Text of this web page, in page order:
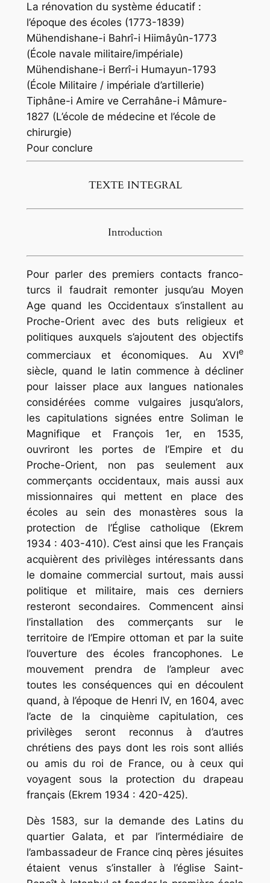
La rénovation du système éducatif :
l’époque des écoles (1773-1839)
Mühendishane-i Bahrî-i Hiimâyûn-1773
(École navale militaire/impériale)
Mühendishane-i Berrî-i Humayun-1793
(École Militaire / impériale d’artillerie)
Tiphâne-i Amire ve Cerrahâne-i Mâmure-
1827 (L’école de médecine et l’école de
chirurgie)
Pour conclure
TEXTE INTEGRAL
Introduction
Pour parler des premiers contacts franco-
turcs il faudrait remonter jusqu’au Moyen
Age quand les Occidentaux s’installent au
Proche-Orient avec des buts religieux et
politiques auxquels s’ajoutent des objectifs
commerciaux et économiques. Au XVIe
siècle, quand le latin commence à décliner
pour laisser place aux langues nationales
considérées comme vulgaires jusqu’alors,
les capitulations signées entre Soliman le
Magnifique et François 1er, en 1535,
ouvriront les portes de l’Empire et du
Proche-Orient, non pas seulement aux
commerçants occidentaux, mais aussi aux
missionnaires qui mettent en place des
écoles au sein des monastères sous la
protection de l’Église catholique (Ekrem
1934 : 403-410). C’est ainsi que les Français
acquièrent des privilèges intéressants dans
le domaine commercial surtout, mais aussi
politique et militaire, mais ces derniers
resteront secondaires. Commencent ainsi
l’installation des commerçants sur le
territoire de l’Empire ottoman et par la suite
l’ouverture des écoles francophones. Le
mouvement prendra de l’ampleur avec
toutes les conséquences qui en découlent
quand, à l’époque de Henri IV, en 1604, avec
l’acte de la cinquième capitulation, ces
privilèges seront reconnus à d’autres
chrétiens des pays dont les rois sont alliés
ou amis du roi de France, ou à ceux qui
voyagent sous la protection du drapeau
français (Ekrem 1934 : 420-425).
Dès 1583, sur la demande des Latins du
quartier Galata, et par l’intermédiaire de
l’ambassadeur de France cinq pères jésuites
étaient venus s’installer à l’église Saint-